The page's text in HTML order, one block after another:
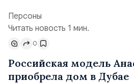
Персоны
Читать новость 1 мин.
0
Российская модель
приобрела дом в Дубае